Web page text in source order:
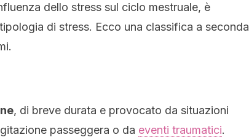
dello stress sul ciclo mestruale, è
di stress. Ecco una classifica a seconda
, di breve durata e provocato da situazioni
passeggera o da eventi traumatici.